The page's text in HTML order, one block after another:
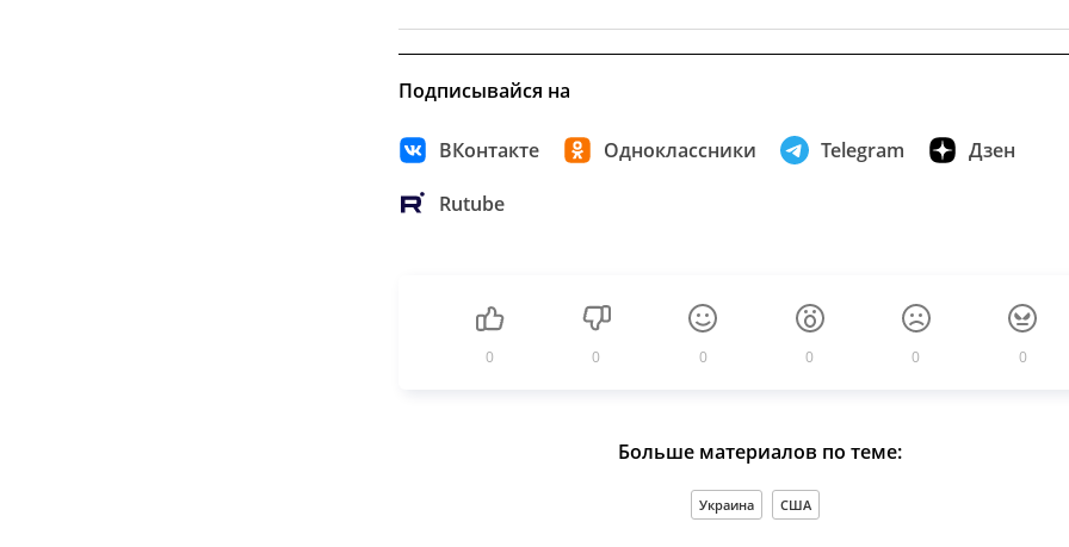
Подписывайся на
ВКонтакте Одноклассники Telegram Дзен
Rutube
0 0 0 0 0 0
Больше материалов по теме:
Украина США